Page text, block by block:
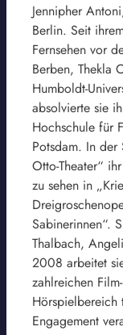
Jennipher
Berlin. Seit
Fernsehen vor
Berben, Thekla
Humboldt-
absolvierte sie
Hochschule für
Potsdam. In
Otto-Theater“
zu sehen in
Sabinerinnen“.
Thalbach,
2008 arbeitet
zahlreichen
Hörspielbereich
Engagement